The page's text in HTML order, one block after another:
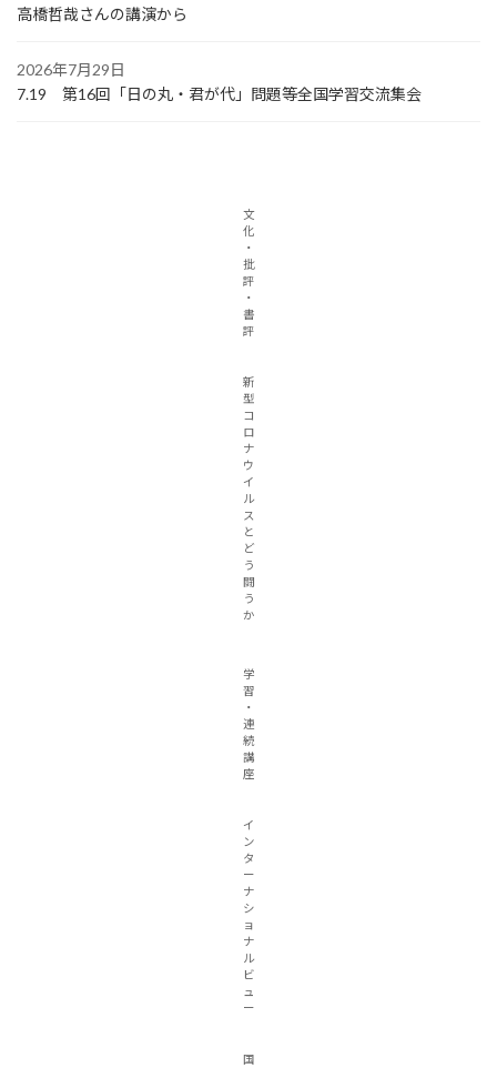
高橋哲哉さんの講演から
2026年7月29日
7.19 第16回「日の丸・君が代」問題等全国学習交流集会
文
化
・
批
評
・
書
評
新
型
コ
ロ
ナ
ウ
イ
ル
ス
と
ど
う
闘
う
か
学
習
・
連
続
講
座
イ
ン
タ
ー
ナ
シ
ョ
ナ
ル
ビ
ュ
ー
国